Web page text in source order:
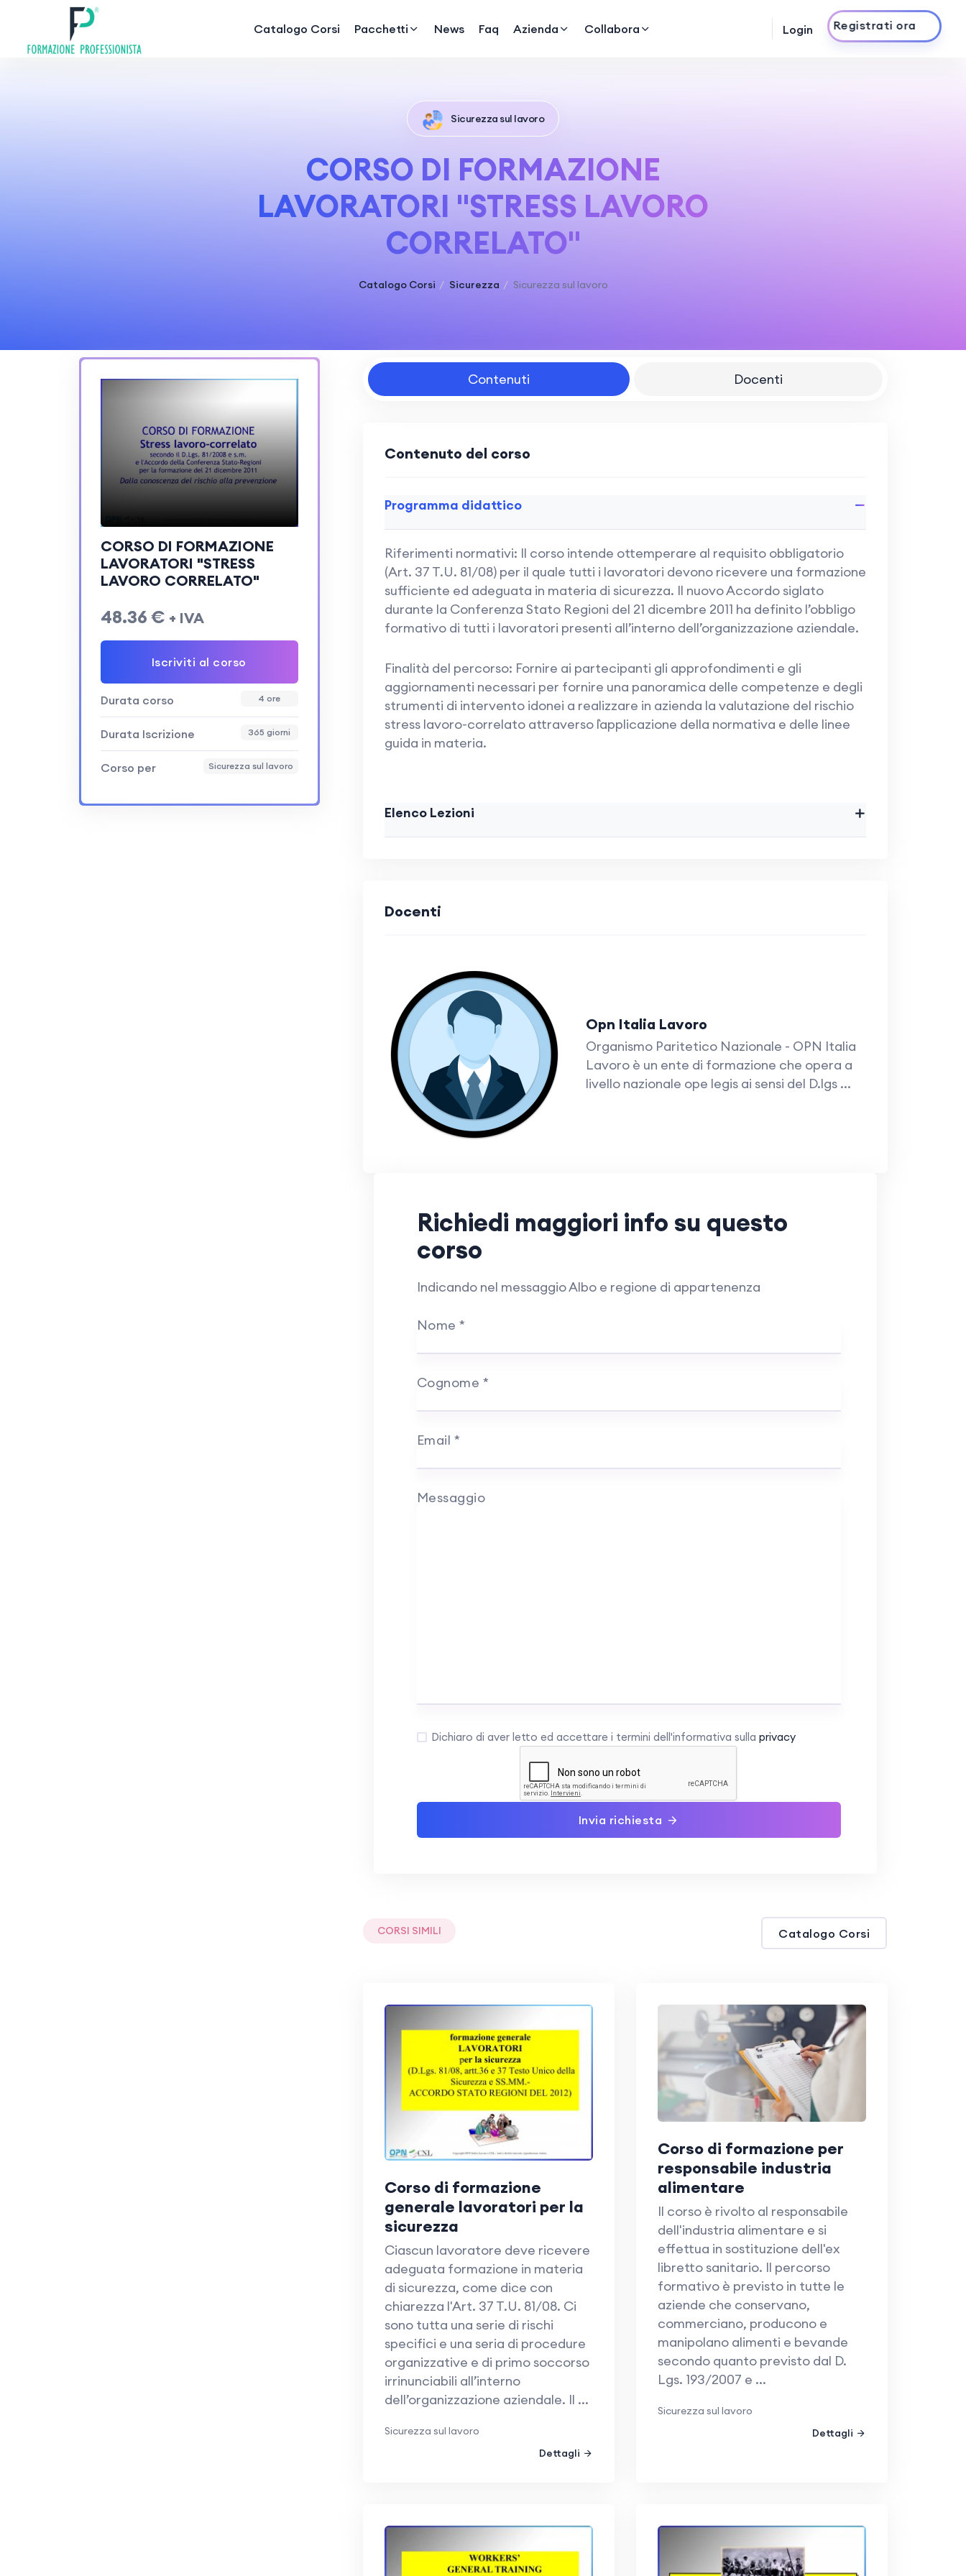
Catalogo Corsi Pacchetti News Faq Azienda Collabora Login
Registrati ora
Sicurezza sul lavoro
CORSO DI FORMAZIONE
LAVORATORI "STRESS LAVORO
CORRELATO"
Catalogo Corsi Sicurezza Sicurezza sul lavoro
CORSO DI FORMAZIONE
LAVORATORI "STRESS
LAVORO CORRELATO"
48.36 € + IVA
Iscriviti al corso
Durata corso 4 ore
Durata Iscrizione 365 giorni
Corso per Sicurezza sul lavoro
Contenuti Docenti
Contenuto del corso
Programma didattico
Riferimenti normativi: Il corso intende ottemperare al requisito obbligatorio
(Art. 37 T.U. 81/08) per il quale tutti i lavoratori devono ricevere una formazione
sufficiente ed adeguata in materia di sicurezza. Il nuovo Accordo siglato
durante la Conferenza Stato Regioni del 21 dicembre 2011 ha definito l’obbligo
formativo di tutti i lavoratori presenti all’interno dell’organizzazione aziendale.
Finalità del percorso: Fornire ai partecipanti gli approfondimenti e gli
aggiornamenti necessari per fornire una panoramica delle competenze e degli
strumenti di intervento idonei a realizzare in azienda la valutazione del rischio
stress lavoro-correlato attraverso l`applicazione della normativa e delle linee
guida in materia.
Elenco Lezioni
Docenti
Opn Italia Lavoro
Organismo Paritetico Nazionale - OPN Italia
Lavoro è un ente di formazione che opera a
livello nazionale ope legis ai sensi del D.lgs ...
Richiedi maggiori info su questo
corso
Indicando nel messaggio Albo e regione di appartenenza
Nome *
Cognome *
Email *
Messaggio
Dichiaro di aver letto ed accettare i termini dell'informativa sulla privacy
Invia richiesta
CORSI SIMILI Catalogo Corsi
corso di formazione
generale lavoratori per la
sicurezza
Ciascun lavoratore deve ricevere
adeguata formazione in materia
di sicurezza, come dice con
chiarezza l'Art. 37 T.U. 81/08. Ci
sono tutta una serie di rischi
specifici e una seria di procedure
organizzative e di primo soccorso
irrinunciabili all’interno
dell’organizzazione aziendale. Il ...
Sicurezza sul lavoro
Dettagli
corso di formazione per
responsabile industria
alimentare
Il corso è rivolto al responsabile
dell'industria alimentare e si
effettua in sostituzione dell'ex
libretto sanitario. Il percorso
formativo è previsto in tutte le
aziende che conservano,
commerciano, producono e
manipolano alimenti e bevande
secondo quanto previsto dal D.
Lgs. 193/2007 e ...
Sicurezza sul lavoro
Dettagli